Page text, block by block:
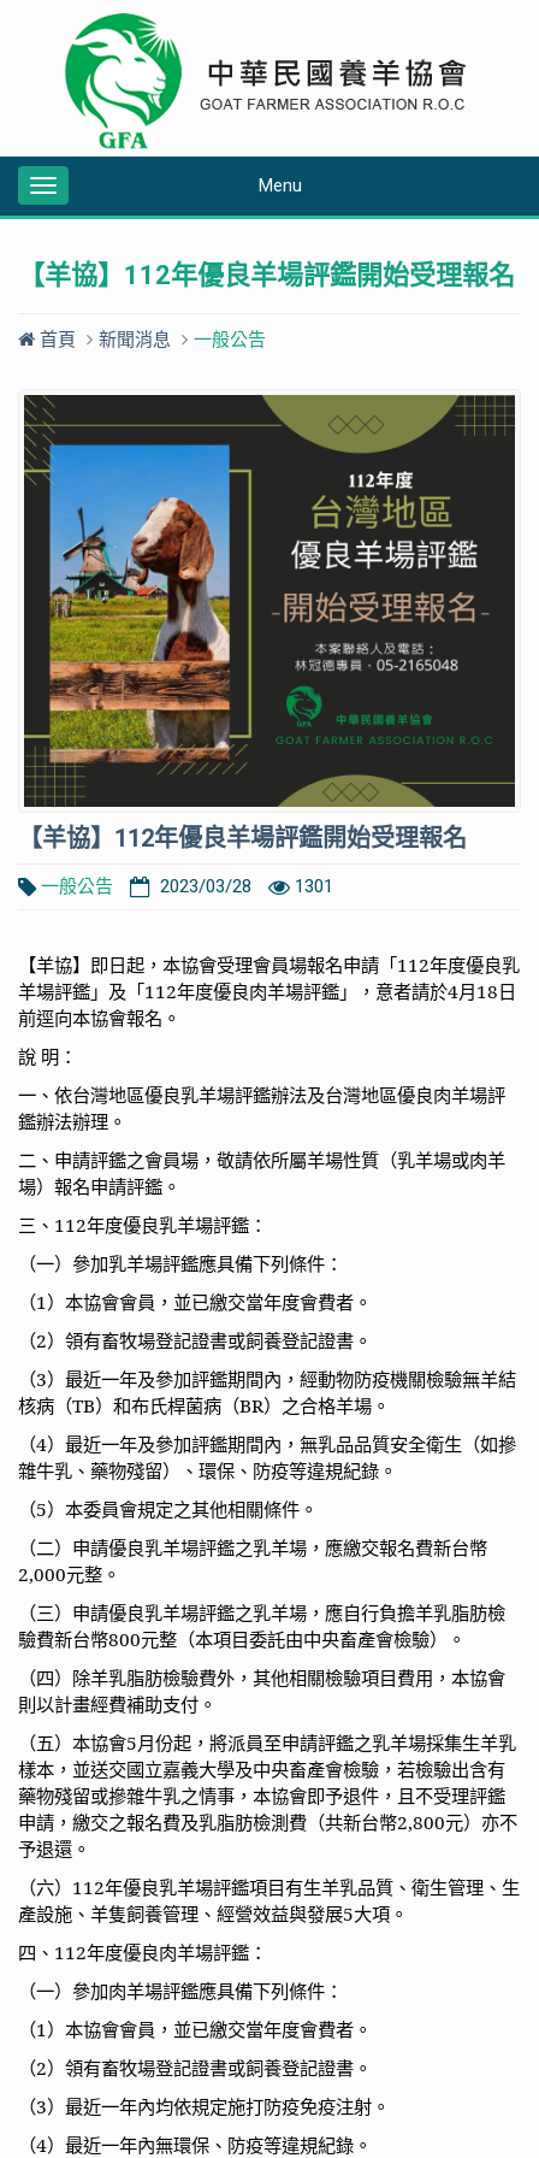
Menu
Toggle
navigation
【羊協】112年優良羊場評鑑開始受理報名
首頁 新聞消息 一般公告
【羊協】112年優良羊場評鑑開始受理報名
一般公告 2023/03/28 1301
【羊協】即日起，本協會受理會員場報名申請「112年度優良乳
羊場評鑑」及「112年度優良肉羊場評鑑」，意者請於4月18日
前逕向本協會報名。
說 明：
一、依台灣地區優良乳羊場評鑑辦法及台灣地區優良肉羊場評
鑑辦法辦理。
二、申請評鑑之會員場，敬請依所屬羊場性質（乳羊場或肉羊
場）報名申請評鑑。
三、 112年度優良乳羊場評鑑：
（一）參加乳羊場評鑑應具備下列條件：
（1）本協會會員，並已繳交當年度會費者。
（2）領有畜牧場登記證書或飼養登記證書。
（3）最近一年及參加評鑑期間內，經動物防疫機關檢驗無羊結
核病（TB）和布氏桿菌病（BR）之合格羊場。
（4）最近一年及參加評鑑期間內，無乳品品質安全衛生（如摻
雜牛乳、藥物殘留）、環保、防疫等違規紀錄。
（5）本委員會規定之其他相關條件。
（二）申請優良乳羊場評鑑之乳羊場，應繳交報名費新台幣
2,000元整。
（三）申請優良乳羊場評鑑之乳羊場，應自行負擔羊乳脂肪檢
驗費新台幣800元整（本項目委託由中央畜產會檢驗）。
（四）除羊乳脂肪檢驗費外，其他相關檢驗項目費用，本協會
則以計畫經費補助支付。
（五）本協會5月份起，將派員至申請評鑑之乳羊場採集生羊乳
樣本，並送交國立嘉義大學及中央畜產會檢驗，若檢驗出含有
藥物殘留或摻雜牛乳之情事，本協會即予退件，且不受理評鑑
申請，繳交之報名費及乳脂肪檢測費（共新台幣2,800元）亦不
予退還。
（六） 112年優良乳羊場評鑑項目有生羊乳品質、衛生管理、生
產設施、羊隻飼養管理、經營效益與發展5大項。
四、 112年度優良肉羊場評鑑：
（一）參加肉羊場評鑑應具備下列條件：
（1）本協會會員，並已繳交當年度會費者。
（2）領有畜牧場登記證書或飼養登記證書。
（3）最近一年內均依規定施打防疫免疫注射。
（4）最近一年內無環保、防疫等違規紀錄。